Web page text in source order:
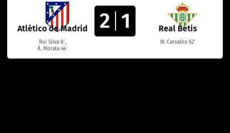
Atlético de Madrid
Rui Silva 8´,
Á. Morata 44´
2 1 Real Betis
W. Carvalho 62´